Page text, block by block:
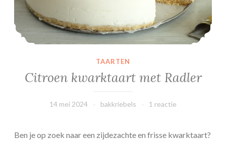
TAARTEN
Citroen kwarktaart met Radler
14 mei 2024 bakkriebels 1 reactie
Ben je op zoek naar een zijdezachte en frisse kwarktaart?